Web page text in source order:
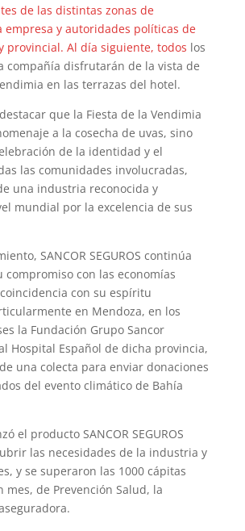
de las distintas zonas de
empresa y autoridades políticas de
provincial. Al día siguiente, todos los
compañía disfrutarán de la vista de
en las terrazas del hotel.
que la Fiesta de la Vendimia
a la cosecha de uvas, sino
de la identidad y el
las comunidades involucradas,
una industria reconocida y
mundial por la excelencia de sus
SANCOR SEGUROS continúa
compromiso con las economías
con su espíritu
en Mendoza, en los
la Fundación Grupo Sancor
Hospital Español de dicha provincia,
una colecta para enviar donaciones
del evento climático de Bahía
el producto SANCOR SEGUROS
las necesidades de la industria y
y se superaron las 1000 cápitas
mes, de Prevención Salud, la